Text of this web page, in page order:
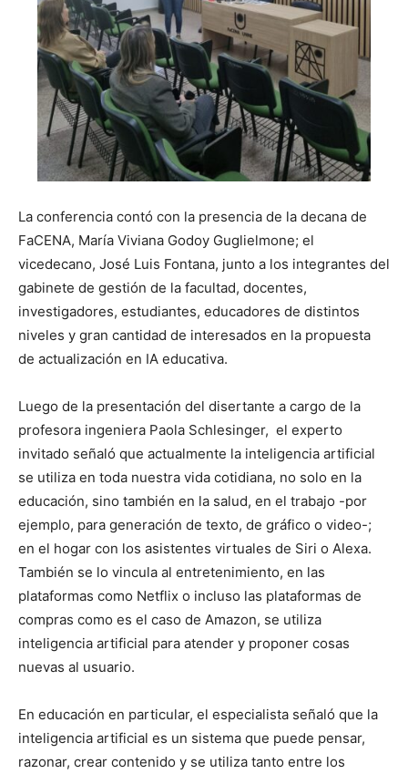
La conferencia contó con la presencia de la decana de
FaCENA, María Viviana Godoy Guglielmone; el
vicedecano, José Luis Fontana, junto a los integrantes del
gabinete de gestión de la facultad, docentes,
investigadores, estudiantes, educadores de distintos
niveles y gran cantidad de interesados en la propuesta
de actualización en IA educativa.
Luego de la presentación del disertante a cargo de la
profesora ingeniera Paola Schlesinger, el experto
invitado señaló que actualmente la inteligencia artificial
se utiliza en toda nuestra vida cotidiana, no solo en la
educación, sino también en la salud, en el trabajo -por
ejemplo, para generación de texto, de gráfico o video-;
en el hogar con los asistentes virtuales de Siri o Alexa.
También se lo vincula al entretenimiento, en las
plataformas como Netflix o incluso las plataformas de
compras como es el caso de Amazon, se utiliza
inteligencia artificial para atender y proponer cosas
nuevas al usuario.
En educación en particular, el especialista señaló que la
inteligencia artificial es un sistema que puede pensar,
razonar, crear contenido y se utiliza tanto entre los